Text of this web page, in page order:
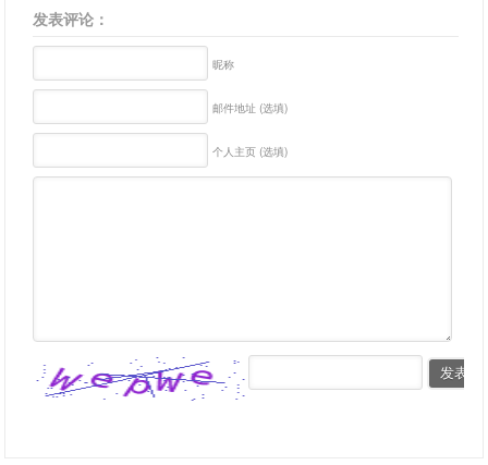
发表评论：
昵称
邮件地址 (选填)
个人主页 (选填)